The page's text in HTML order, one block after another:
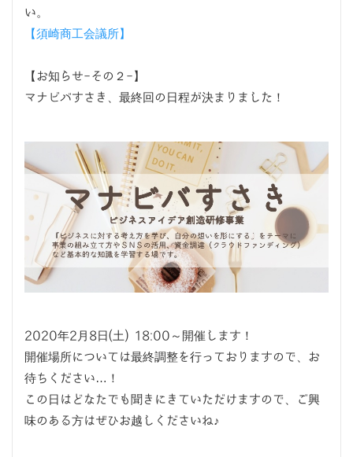
い。
【須崎商工会議所】
【お知らせ-その２-】
マナビバすさき、最終回の日程が決まりました！
2020年2月8日(土) 18:00～開催します！
開催場所については最終調整を行っておりますので、お
待ちください…！
この日はどなたでも聞きにきていただけますので、ご興
味のある方はぜひお越しくださいね♪